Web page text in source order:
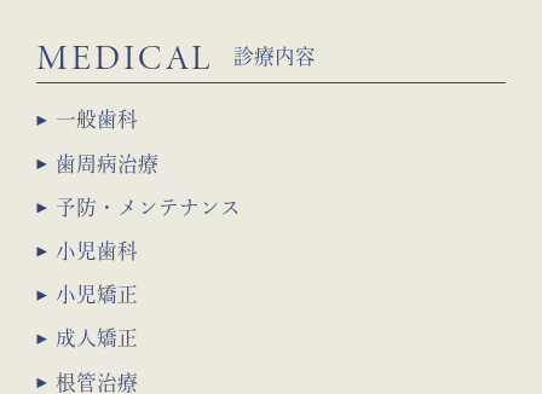
MEDICAL 診療内容
一般歯科
歯周病治療
予防・メンテナンス
小児歯科
小児矯正
成人矯正
根管治療